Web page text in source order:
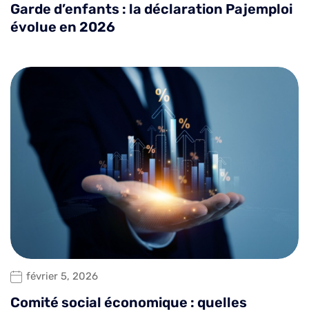
Garde d’enfants : la déclaration Pajemploi
évolue en 2026
février 5, 2026
Comité social économique : quelles